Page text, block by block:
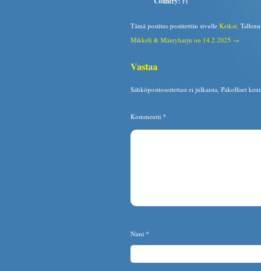
Tämä postitus postitettiin sivulle Keikat.
Mikkeli & Mäntyharju on 14.2.2025 →
Vastaa
Sähköpostiosoitettasi ei julkaista. Pakolliset
Kommentti *
Nimi *